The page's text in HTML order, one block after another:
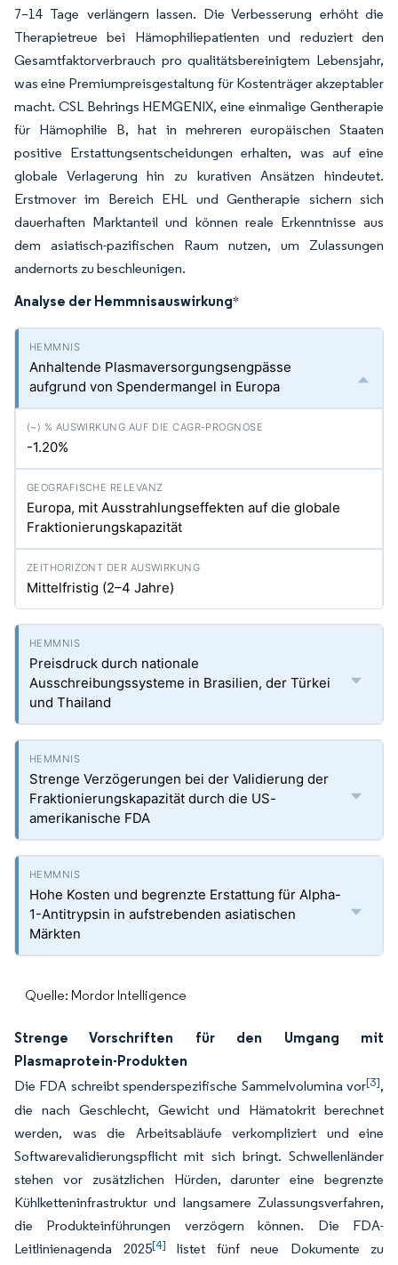
7–14 Tage verlängern lassen. Die Verbesserung erhöht die
Therapietreue bei Hämophiliepatienten und reduziert den
Gesamtfaktorverbrauch pro qualitätsbereinigtem Lebensjahr,
was eine Premiumpreisgestaltung für Kostenträger akzeptabler
macht. CSL Behrings HEMGENIX, eine einmalige Gentherapie
für Hämophilie B, hat in mehreren europäischen Staaten
positive Erstattungsentscheidungen erhalten, was auf eine
globale Verlagerung hin zu kurativen Ansätzen hindeutet.
Erstmover im Bereich EHL und Gentherapie sichern sich
dauerhaften Marktanteil und können reale Erkenntnisse aus
dem asiatisch-pazifischen Raum nutzen, um Zulassungen
andernorts zu beschleunigen.
Analyse der Hemmnisauswirkung*
Anhaltende Plasmaversorgungsengpässe
aufgrund von Spendermangel in Europa
-1.20%
Europa, mit Ausstrahlungseffekten auf die globale
Fraktionierungskapazität
Mittelfristig (2–4 Jahre)
Preisdruck durch nationale
Ausschreibungssysteme in Brasilien, der Türkei
und Thailand
Strenge Verzögerungen bei der Validierung der
Fraktionierungskapazität durch die US-
amerikanische FDA
Hohe Kosten und begrenzte Erstattung für Alpha-
1-Antitrypsin in aufstrebenden asiatischen
Märkten
Quelle: Mordor Intelligence
Strenge Vorschriften für den Umgang mit
Plasmaprotein-Produkten
Die FDA schreibt spenderspezifische Sammelvolumina vor[3],
die nach Geschlecht, Gewicht und Hämatokrit berechnet
werden, was die Arbeitsabläufe verkompliziert und eine
Softwarevalidierungspflicht mit sich bringt. Schwellenländer
stehen vor zusätzlichen Hürden, darunter eine begrenzte
Kühlketteninfrastruktur und langsamere Zulassungsverfahren,
die Produkteinführungen verzögern können. Die FDA-
Leitlinienagenda 2025[4] listet fünf neue Dokumente zu